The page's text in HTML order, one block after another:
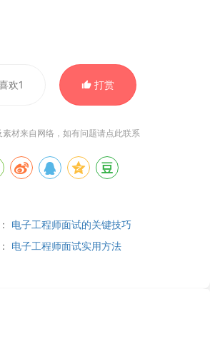
欢1 打赏
素材来自网络，如有问题请点此联系
电子工程师面试的关键技巧
电子工程师面试实用方法